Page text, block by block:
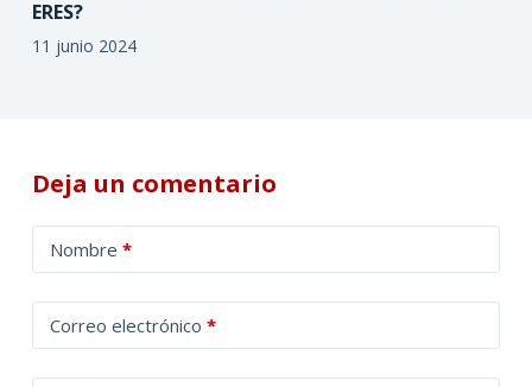
ERES?
11 junio 2024
Deja un comentario
Nombre *
Correo electrónico *
l
t